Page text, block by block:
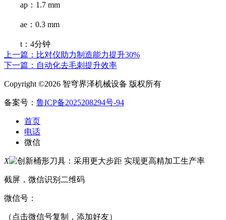
ap：1.7 mm
ae：0.3 mm
t：4分钟
上一篇：比对仪助力制造能力提升30%
下一篇：自动化去毛刺提升效率
Copyright ©2026 智穹界泽机械设备 版权所有
备案号： 鲁ICP备2025208294号-94
首页
电话
微信
X
截屏，微信识别二维码
微信号：
（点击微信号复制，添加好友）